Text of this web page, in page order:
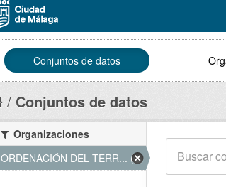
Conjuntos de datos
Conjuntos de datos
Organizaciones
ORDENACIÓN DEL TERR... (1)